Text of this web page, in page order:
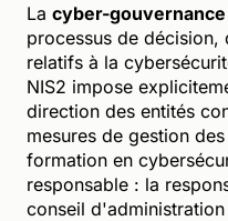
La cyber-gouvernance
processus de
relatifs à la
NIS2 impose
direction des entités
mesures de gestion
formation en
responsable : la
conseil